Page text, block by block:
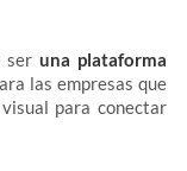
ser una plataforma
las empresas que
para conectar